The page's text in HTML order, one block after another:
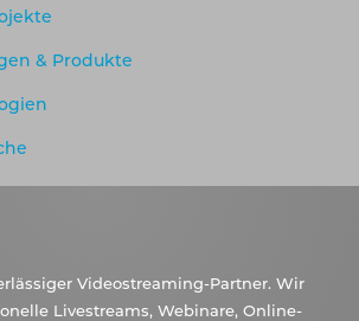
& Produkte
Videostreaming-Partner. Wir
Livestreams, Webinare, Online-